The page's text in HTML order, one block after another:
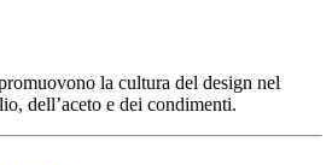
la cultura del design nel
dell’aceto e dei condimenti.